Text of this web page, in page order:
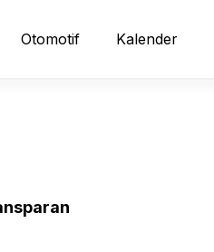
Otomotif Kalender